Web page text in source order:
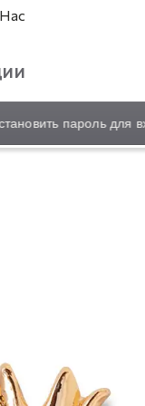
пароль для